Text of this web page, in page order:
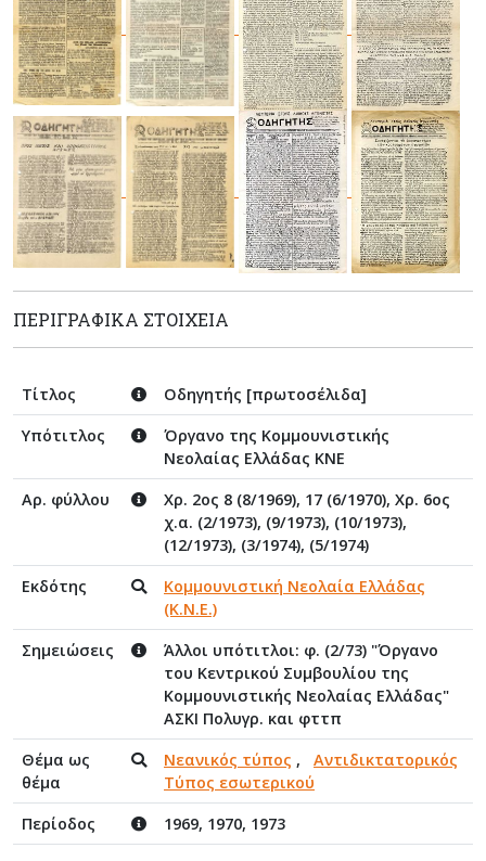
ΠΕΡΙΓΡΑΦΙΚΆ ΣΤΟΙΧΕΊΑ
Τίτλος
Οδηγητής [πρωτοσέλιδα]
Υπότιτλος
Όργανο της Κομμουνιστικής
Νεολαίας Ελλάδας ΚΝΕ
Αρ. φύλλου
Χρ. 2ος 8 (8/1969), 17 (6/1970), Χρ. 6ος
χ.α. (2/1973), (9/1973), (10/1973),
(12/1973), (3/1974), (5/1974)
Εκδότης
Κομμουνιστική Νεολαία Ελλάδας
(Κ.Ν.Ε.)
Σημειώσεις
Άλλοι υπότιτλοι: φ. (2/73) "Όργανο
του Κεντρικού Συμβουλίου της
Κομμουνιστικής Νεολαίας Ελλάδας"
ΑΣΚΙ Πολυγρ. και φττπ
Θέμα ως
θέμα
Νεανικός τύπος , Αντιδικτατορικός
Τύπος εσωτερικού
Περίοδος
1969, 1970, 1973